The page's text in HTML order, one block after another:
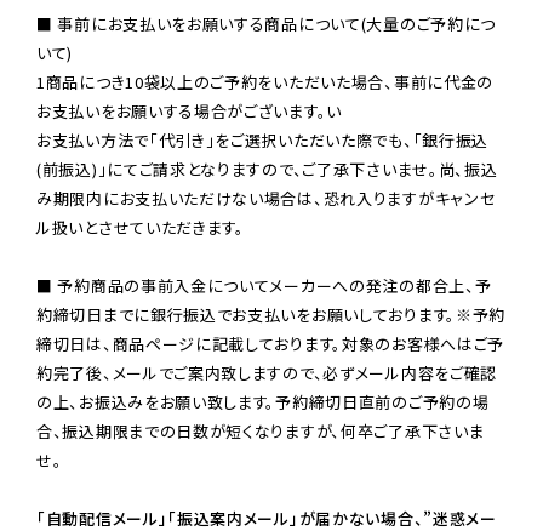
■ 事前にお支払いをお願いする商品について(大量のご予約につ
いて)
1商品につき10袋以上のご予約をいただいた場合、事前に代金の
お支払いをお願いする場合がございます。い
お支払い方法で「代引き」をご選択いただいた際でも、「銀行振込
(前振込)」にてご請求となりますので、ご了承下さいませ。尚、振込
み期限内にお支払いただけない場合は、恐れ入りますがキャンセ
ル扱いとさせていただきます。
■ 予約商品の事前入金についてメーカーへの発注の都合上、予
約締切日までに銀行振込でお支払いをお願いしております。※予約
締切日は、商品ページに記載しております。対象のお客様へはご予
約完了後、メールでご案内致しますので、必ずメール内容をご確認
の上、お振込みをお願い致します。予約締切日直前のご予約の場
合、振込期限までの日数が短くなりますが、何卒ご了承下さいま
せ。
「自動配信メール」「振込案内メール」が届かない場合、”迷惑メー